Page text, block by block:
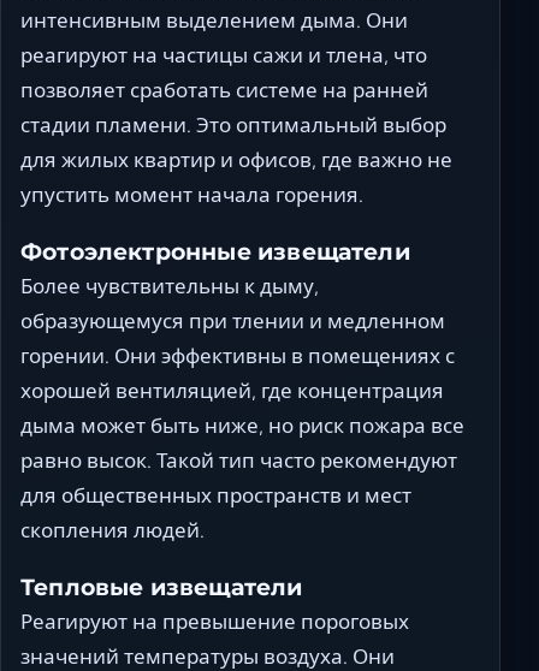
интенсивным выделением дыма. Они
реагируют на частицы сажи и тлена, что
позволяет сработать системе на ранней
стадии пламени. Это оптимальный выбор
для жилых квартир и офисов, где важно не
упустить момент начала горения.
Фотоэлектронные извещатели
Более чувствительны к дыму,
образующемуся при тлении и медленном
горении. Они эффективны в помещениях с
хорошей вентиляцией, где концентрация
дыма может быть ниже, но риск пожара все
равно высок. Такой тип часто рекомендуют
для общественных пространств и мест
скопления людей.
Тепловые извещатели
Реагируют на превышение пороговых
значений температуры воздуха. Они